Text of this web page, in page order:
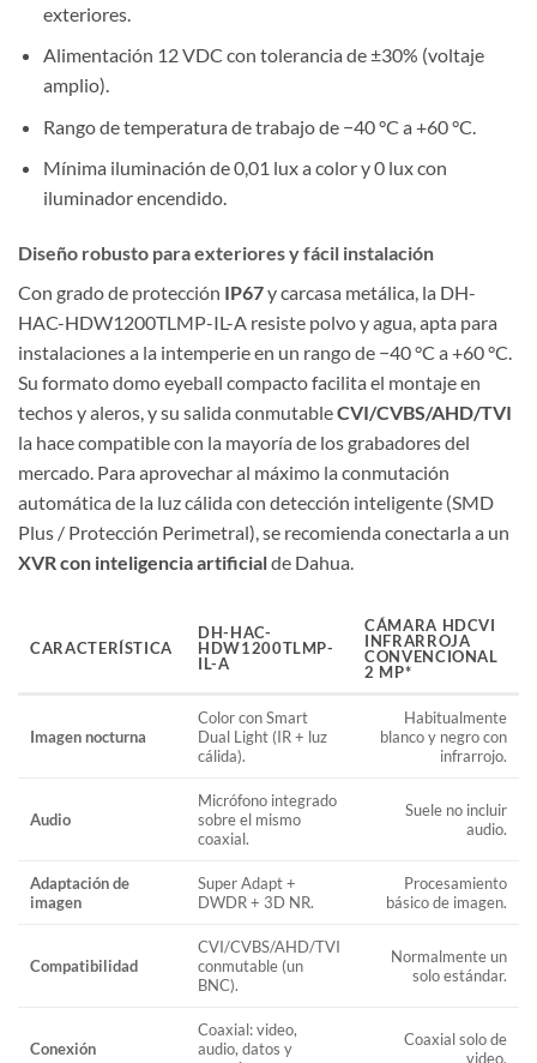
exteriores.
Alimentación 12 VDC con tolerancia de ±30% (voltaje
amplio).
Rango de temperatura de trabajo de −40 °C a +60 °C.
Mínima iluminación de 0,01 lux a color y 0 lux con
iluminador encendido.
Diseño robusto para exteriores y fácil instalación
Con grado de protección IP67y carcasa metálica, la DH-
HAC-HDW1200TLMP-IL-A resiste polvo y agua, apta para
instalaciones a la intemperie en un rango de −40 °C a +60 °C.
Su formato domo eyeball compacto facilita el montaje en
techos y aleros, y su salida conmutableCVI/CVBS/AHD/TVI
la hace compatible con la mayoría de los grabadores del
mercado. Para aprovechar al máximo la conmutación
automática de la luz cálida con detección inteligente (SMD
Plus / Protección Perimetral), se recomienda conectarla a un
XVR con inteligencia artificialde Dahua.
CARACTERÍSTICA
DH-HAC-
HDW1200TLMP-
IL-A
CÁMARA HDCVI
INFRARROJA
CONVENCIONAL
2 MP*
Imagen nocturna
Color con Smart
Dual Light (IR + luz
cálida).
Habitualmente
blanco y negro con
infrarrojo.
Audio
Micrófono integrado
sobre el mismo
coaxial.
Suele no incluir
audio.
Adaptación de
imagen
Super Adapt +
DWDR + 3D NR.
Procesamiento
básico de imagen.
Compatibilidad
CVI/CVBS/AHD/TVI
conmutable (un
BNC).
Normalmente un
solo estándar.
Conexión
Coaxial: video,
audio, datos y
Coaxial solo de
video.